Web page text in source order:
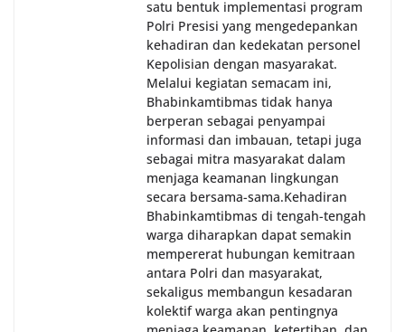
satu bentuk implementasi program
Polri Presisi yang mengedepankan
kehadiran dan kedekatan personel
Kepolisian dengan masyarakat.
Melalui kegiatan semacam ini,
Bhabinkamtibmas tidak hanya
berperan sebagai penyampai
informasi dan imbauan, tetapi juga
sebagai mitra masyarakat dalam
menjaga keamanan lingkungan
secara bersama-sama.‎‎Kehadiran
Bhabinkamtibmas di tengah-tengah
warga diharapkan dapat semakin
mempererat hubungan kemitraan
antara Polri dan masyarakat,
sekaligus membangun kesadaran
kolektif warga akan pentingnya